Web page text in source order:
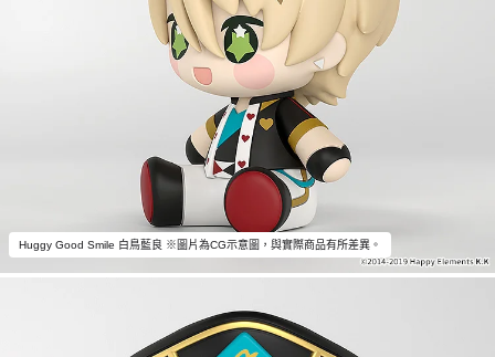
Huggy Good Smile 白鳥藍良 ※圖片為CG示意圖，與實際商品有所差異。